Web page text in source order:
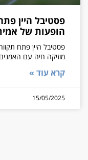
פסטיבל היין
הופעות של אמיר
פסטיבל היין פתח
מוזיקה חיה עם האמנים
קרא עוד »
15/05/2025